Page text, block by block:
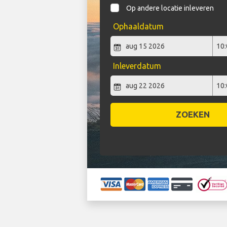
Op andere locatie inleveren
Ophaaldatum
Inleverdatum
ZOEKEN